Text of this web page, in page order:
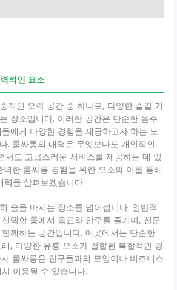
적인 요소
적인 오락 공간 중 하나로, 다양한 즐길 거
장소입니다. 이러한 공간은 단순한 음주
에게 다양한 경험을 제공하고자 하는 노
. 룸싸롱의 매력은 무엇보다도 개인적인
서도 고급스러운 서비스를 제공하는 데 있
벽한 룸싸롱 경험을 위한 요소와 이를 통해
력을 살펴보겠습니다.
술을 마시는 장소를 넘어섭니다. 일반적
택한 룸에서 음료와 안주를 즐기며, 전문
께하는 공간입니다. 이곳에서는 단순한
, 다양한 유흥 요소가 결합된 복합적인 경
룸싸롱은 친구들과의 모임이나 비즈니스
이용될 수 있습니다.